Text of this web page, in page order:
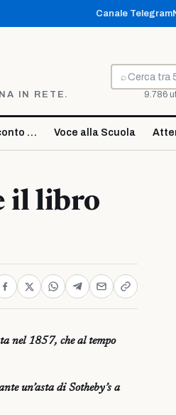
Canale Telegram
IN RETE.
⌕
Cerca
9.786
… Voce alla Scuola
il libro
nel 1857, che al tempo
un’asta di Sotheby’s a